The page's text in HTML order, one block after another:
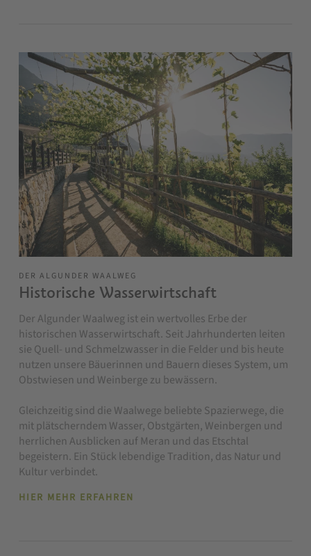
DER ALGUNDER WAALWEG
Historische Wasserwirtschaft
Der Algunder Waalweg ist ein wertvolles Erbe der
historischen Wasserwirtschaft. Seit Jahrhunderten leiten
sie Quell- und Schmelzwasser in die Felder und bis heute
nutzen unsere Bäuerinnen und Bauern dieses System, um
Obstwiesen und Weinberge zu bewässern.
Gleichzeitig sind die Waalwege beliebte Spazierwege, die
mit plätscherndem Wasser, Obstgärten, Weinbergen und
herrlichen Ausblicken auf Meran und das Etschtal
begeistern. Ein Stück lebendige Tradition, das Natur und
Kultur verbindet.
HIER MEHR ERFAHREN